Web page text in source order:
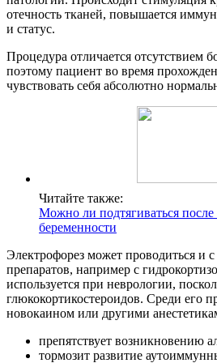
отечность тканей, повышается
и статус.
Процедура отличается отсутствием
поэтому пациент во время
чувствовать себя абсолютно
Читайте также:
Можно ли подтягиваться после
беременности
Электрофорез может проводиться и
препаратов, например с
используется при неврологии,
глюкокортикостероидов. Среди его
новокаином или другими
препятствует возникновению
тормозит развитие